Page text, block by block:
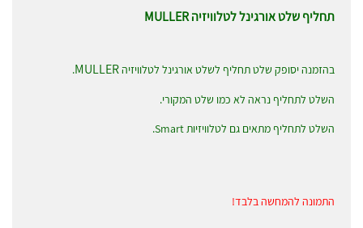
תחליף שלט אורגינל לטלוויזיה MULLER
בהזמנה יסופק שלט תחליף לשלט אורגינל לטלוויזיהMULLER
.
השלט לתחליף נראה לא כמו שלט המקורי.
השלט לתחליף מתאים גם לטלוויזיות Smart.
התמונה להמחשה בלבד!